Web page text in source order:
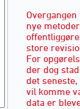
nye
store
For
der dog
det
vil komme
data er